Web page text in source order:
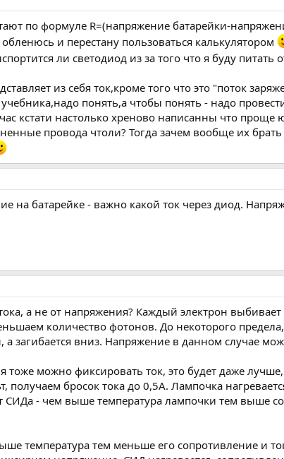
по формуле R=(напряжение батарейки-
и перестану пользоваться калькулятором
ли светодиод из за того что я буду питать
из себя ток,кроме того что это "поток
понять,а чтобы понять - надо
кстати настолько хреново написанны что проще
провода чтоли? Тогда зачем вообще их
на батарейке - важно какой ток через диод.
а не от напряжения? Каждый электрон
количество фотонов. До некоторого
загибается вниз. Напряжение в данном случае
тоже можно фиксировать ток, это будет даже
бросок тока до 0,5А. Лампочка
СИДа - чем выше температура лампочки тем выше
температура тем меньше его сопротивление и